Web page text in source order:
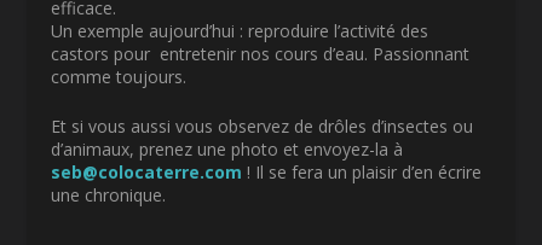
efficace.
Un exemple aujourd’hui : reproduire l’activité des
castors pour entretenir nos cours d’eau. Passionnant
comme toujours.
Et si vous aussi vous observez de drôles d’insectes ou
d’animaux, prenez une photo et envoyez-la à
seb@colocaterre.com ! Il se fera un plaisir d’en écrire
une chronique.